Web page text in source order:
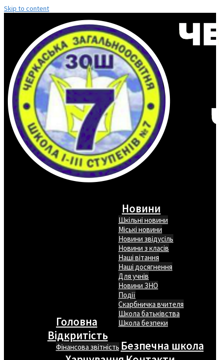
Skip to content
Головна
Новини
Шкільні новини
Міські новини
Новини звідусіль
Новини з класів
Наші вітання
Наші досягнення
Для учнів
Новини ЗНО
Події
Скарбничка вчителя
Школа батьківства
Школа безпеки
Відкритість
Фінансова звітність Безпечна школа